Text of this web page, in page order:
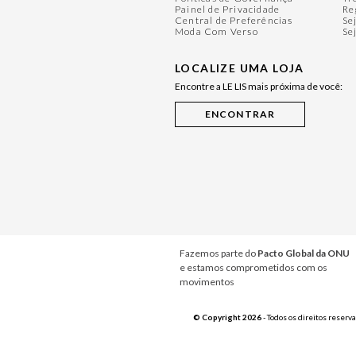
Painel de Privacidade
Central de Preferências
Moda Com Verso
LOCALIZE UMA LOJA
Encontre a LE LIS mais próxima de você:
Fazemos parte do Pacto Global da ONU
e estamos comprometidos com os
movimentos
© Copyright 2026- Todos os direitos